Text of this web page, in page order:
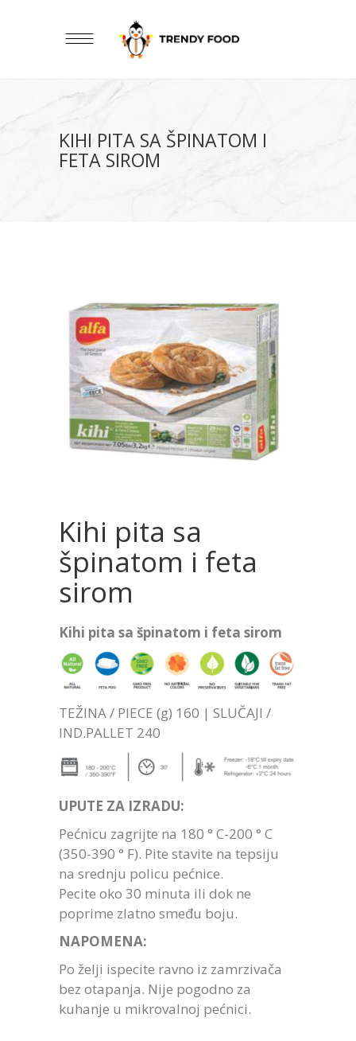
KIHI PITA SA ŠPINATOM I
FETA SIROM
Kihi pita sa
špinatom i feta
sirom
Kihi pita sa špinatom i feta sirom
TEŽINA / PIECE (g) 160 | SLUČAJI /
IND.PALLET 240
UPUTE ZA IZRADU:
Pećnicu zagrijte na 180 ° C-200 ° C
(350-390 ° F). Pite stavite na tepsiju
na srednju policu pećnice.
Pecite oko 30 minuta ili dok ne
poprime zlatno smeđu boju.
NAPOMENA:
Po želji ispecite ravno iz zamrzivača
bez otapanja. Nije pogodno za
kuhanje u mikrovalnoj pećnici.